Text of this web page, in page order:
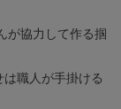
が協力して作る掴
職人が手掛ける